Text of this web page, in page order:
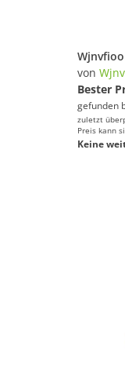
von
Bester
gefunden
zuletzt
Preis kann
Keine